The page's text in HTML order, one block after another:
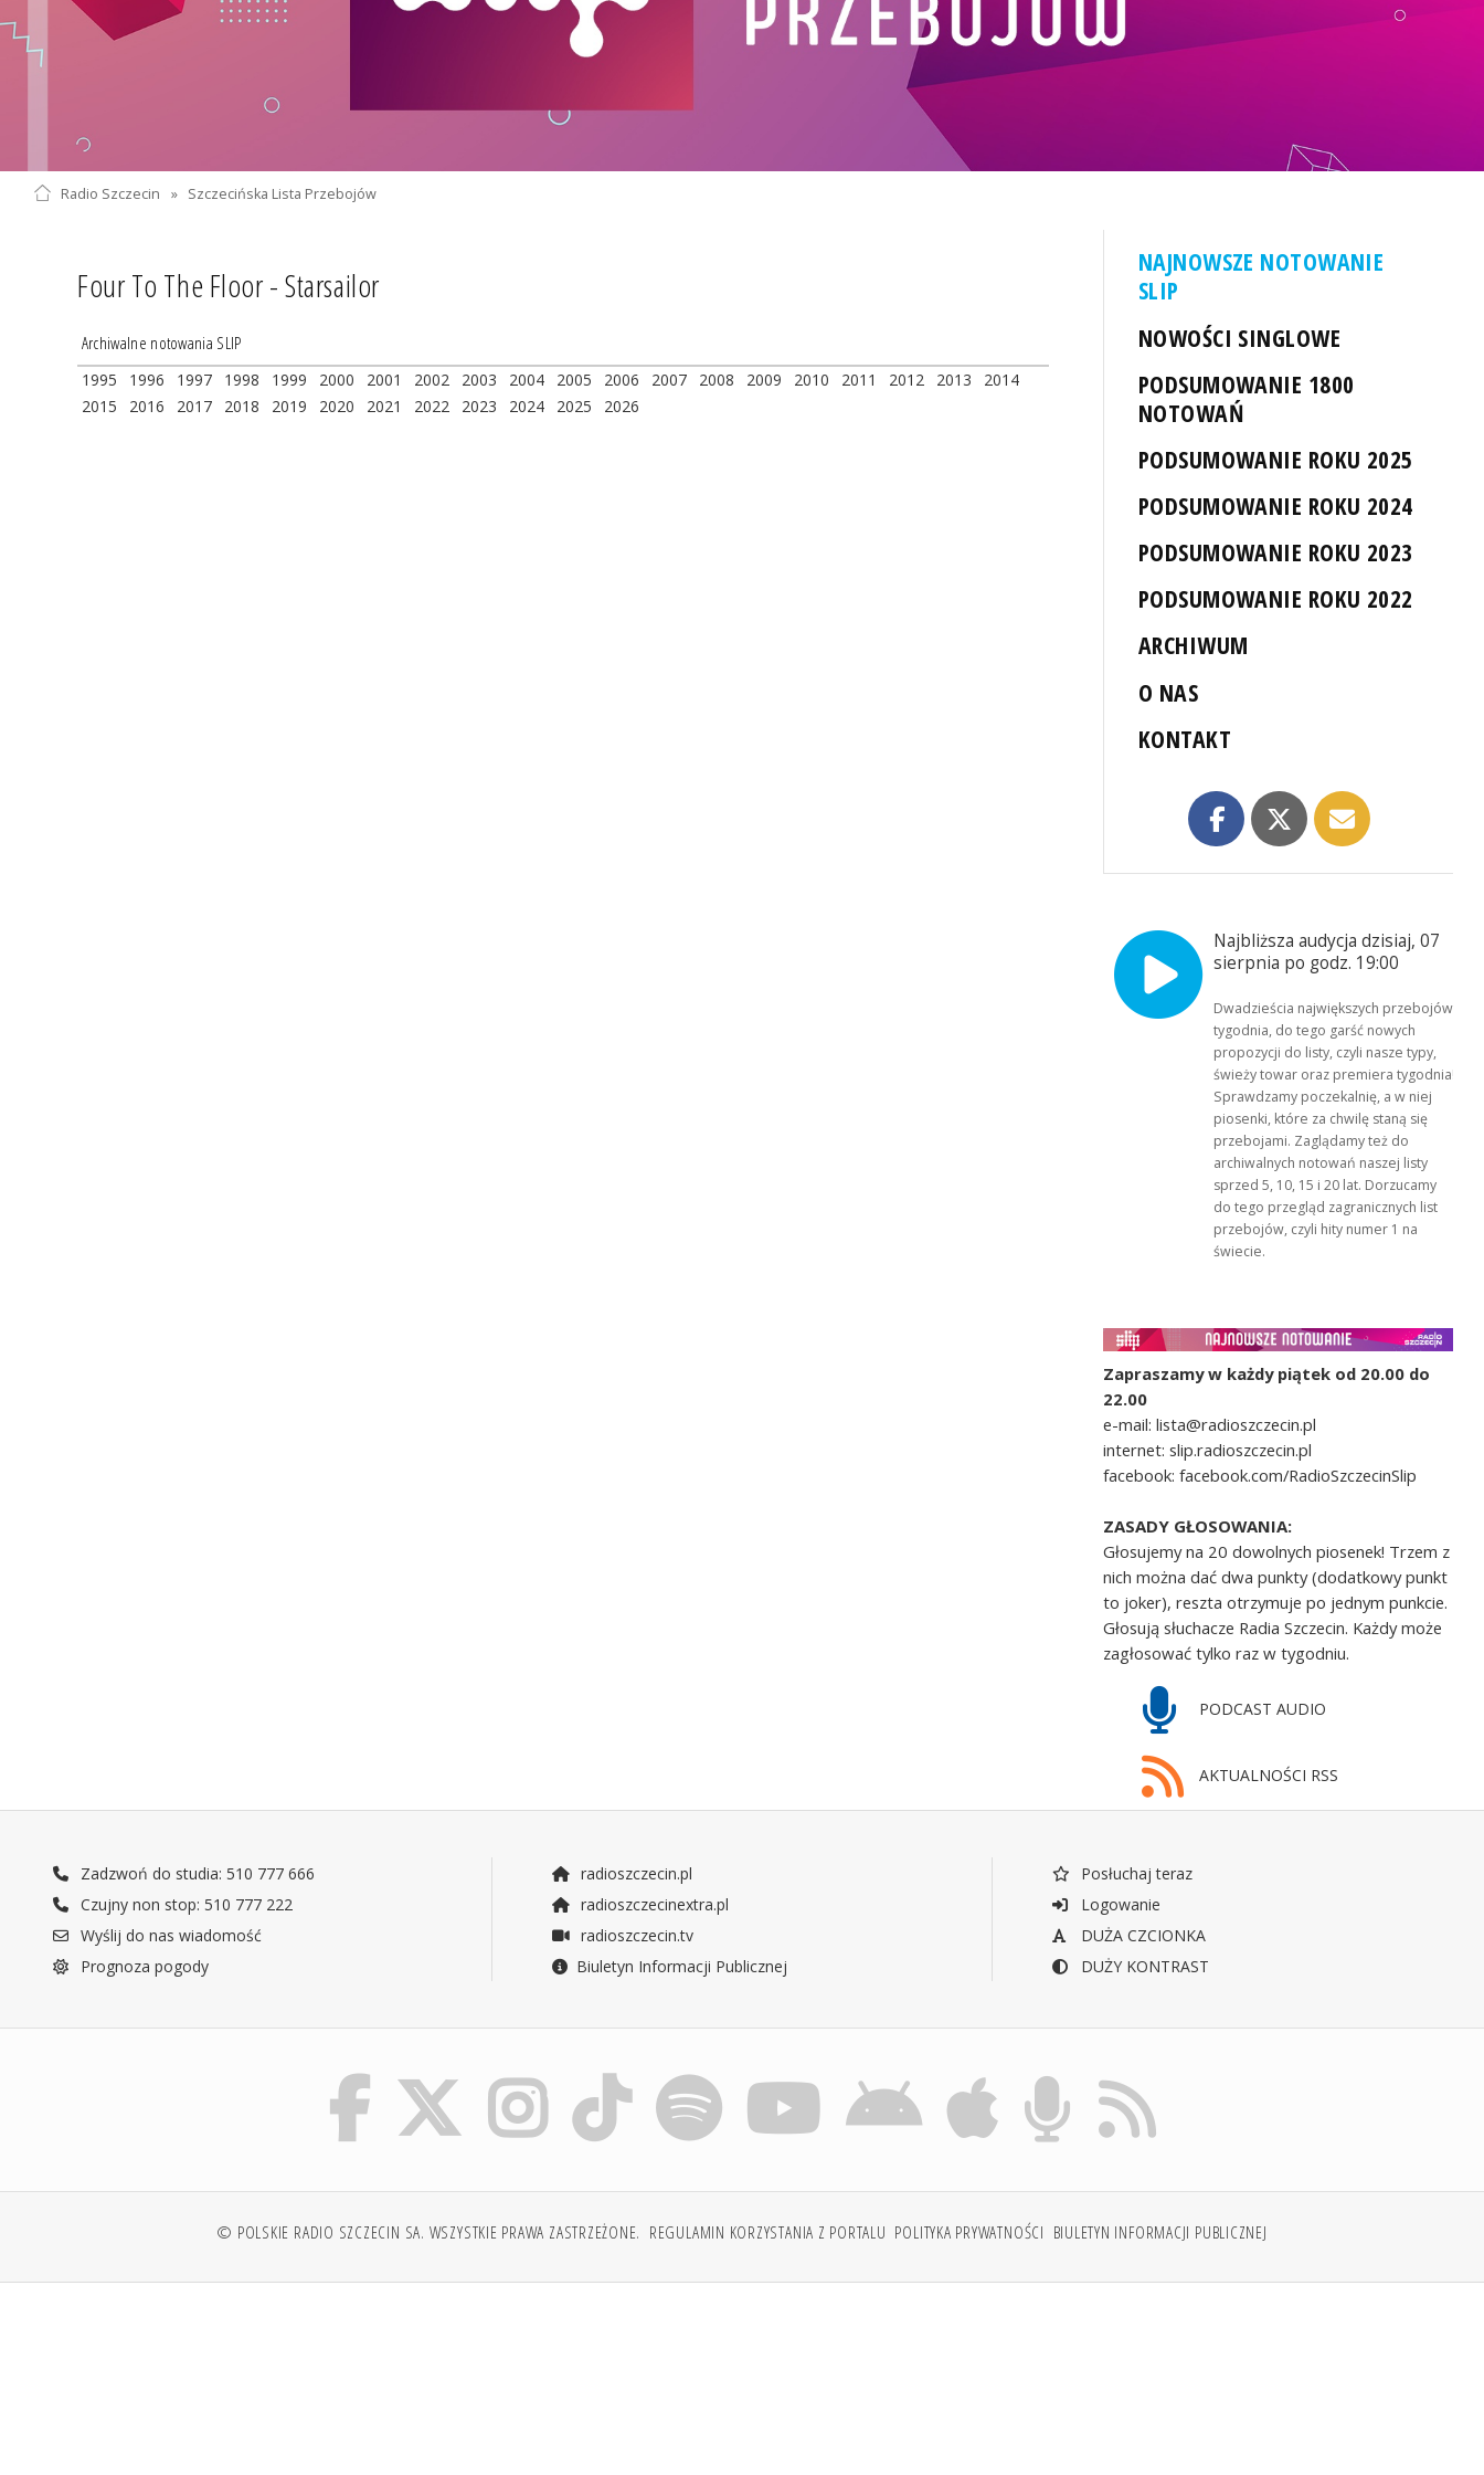
Radio Szczecin » Szczecińska Lista Przebojów
Four To The Floor - Starsailor
Archiwalne notowania SLIP
1995 1996 1997 1998 1999 2000 2001 2002 2003 2004 2005 2006 2007 2008 2009 2010 2011 2012 2013
2014
2015
2016 2017 2018 2019 2020 2021 2022 2023 2024 2025 2026
NAJNOWSZE NOTOWANIE
SLIP
NOWOŚCI SINGLOWE
PODSUMOWANIE 1800
NOTOWAŃ
PODSUMOWANIE ROKU 2025
PODSUMOWANIE ROKU 2024
PODSUMOWANIE ROKU 2023
PODSUMOWANIE ROKU 2022
ARCHIWUM
O NAS
KONTAKT
Najbliższa audycja dzisiaj, 07
sierpnia po godz. 19:00
Dwadzieścia największych przebojów
tygodnia, do tego garść nowych
propozycji do listy, czyli nasze typy,
świeży towar oraz premiera tygodnia!
Sprawdzamy poczekalnię, a w niej
piosenki, które za chwilę staną się
przebojami. Zaglądamy też do
archiwalnych notowań naszej listy
sprzed 5, 10, 15 i 20 lat. Dorzucamy
do tego przegląd zagranicznych list
przebojów, czyli hity numer 1 na
świecie.
Zapraszamy w każdy piątek od 20.00 do
22.00
e-mail: lista@radioszczecin.pl
internet: slip.radioszczecin.pl
facebook: facebook.com/RadioSzczecinSlip
ZASADY GŁOSOWANIA:
Głosujemy na 20 dowolnych piosenek! Trzem z
nich można dać dwa punkty (dodatkowy punkt
to joker), reszta otrzymuje po jednym punkcie.
Głosują słuchacze Radia Szczecin. Każdy może
zagłosować tylko raz w tygodniu.
PODCAST AUDIO
AKTUALNOŚCI RSS
Zadzwoń do studia: 510 777 666
Czujny non stop: 510 777 222
Wyślij do nas wiadomość
Prognoza pogody
radioszczecin.pl
radioszczecinextra.pl
radioszczecin.tv
Biuletyn Informacji Publicznej
Posłuchaj teraz
Logowanie
DUŻA CZCIONKA
DUŻY KONTRAST
© POLSKIE RADIO SZCZECIN SA. WSZYSTKIE PRAWA ZASTRZEŻONE. REGULAMIN KORZYSTANIA Z PORTALU POLITYKA PRYWATNOŚCI BIULETYN INFORMACJI PUBLICZNEJ